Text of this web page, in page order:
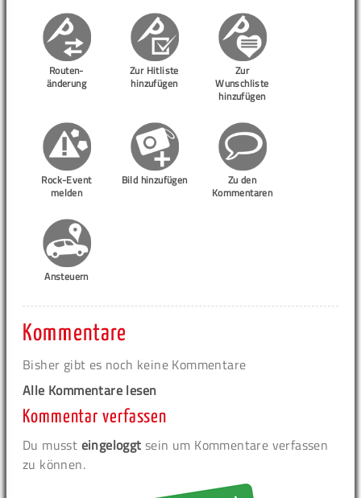
Routen-
änderung
Zur Hitliste
hinzufügen
Zur
Wunschliste
hinzufügen
Rock-Event
melden
Bild hinzufügen
Zu den
Kommentaren
Ansteuern
Kommentare
Bisher gibt es noch keine Kommentare
Alle Kommentare lesen
Kommentar verfassen
Du musst eingeloggt sein um Kommentare verfassen
zu können.